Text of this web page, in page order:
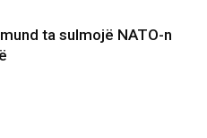
ta sulmojë NATO-n